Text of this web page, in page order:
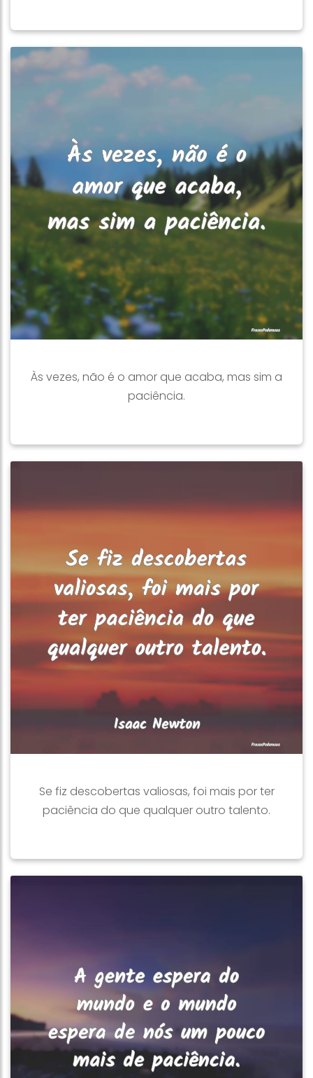
Às vezes, não é o amor que acaba, mas sim a
paciência.
Se fiz descobertas valiosas, foi mais por ter
paciência do que qualquer outro talento.